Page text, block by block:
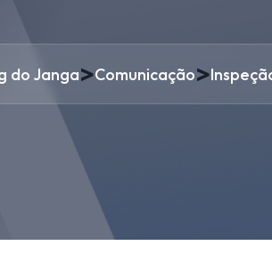
do Janga>Comunicação>